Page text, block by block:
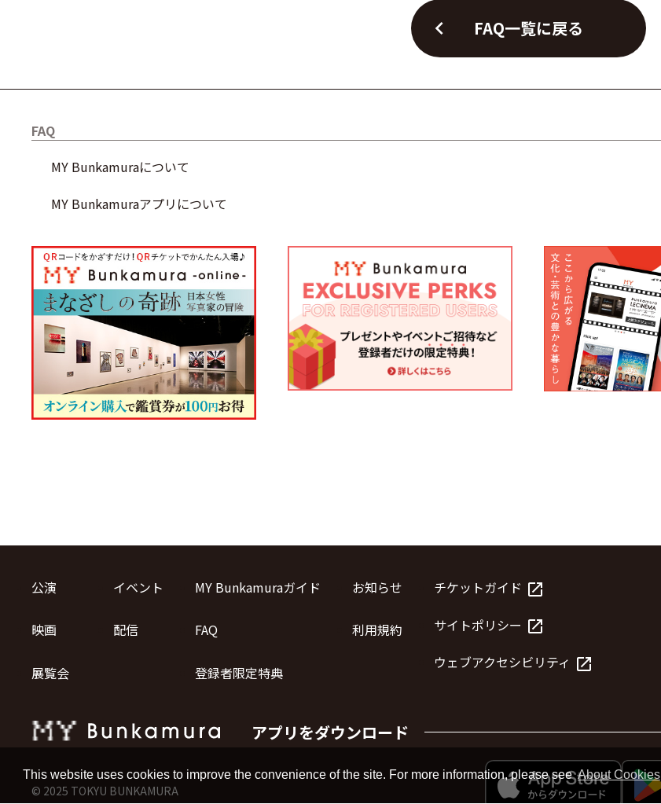
This website uses cookies to improve the convenience of the site. For more information, please seeAbout Cookies
chevron_left FAQ一覧に戻る
FAQ
MY Bunkamuraについて
MY Bunkamuraアプリについて
アプリをダウンロード
公演
映画
展覧会
イベント
配信
MY Bunkamuraガイド
FAQ
登録者限定特典
お知らせ
利用規約
チケットガイド launch
サイトポリシー launch
ウェブアクセシビリティ launch
© 2025 TOKYU BUNKAMURA